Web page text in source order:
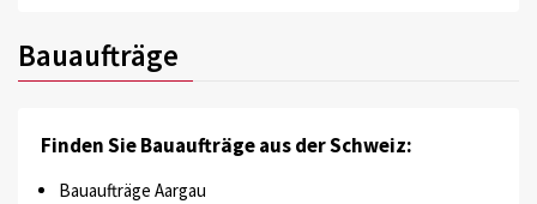
Bauaufträge
Finden Sie Bauaufträge aus der Schweiz:
Bauaufträge Aargau